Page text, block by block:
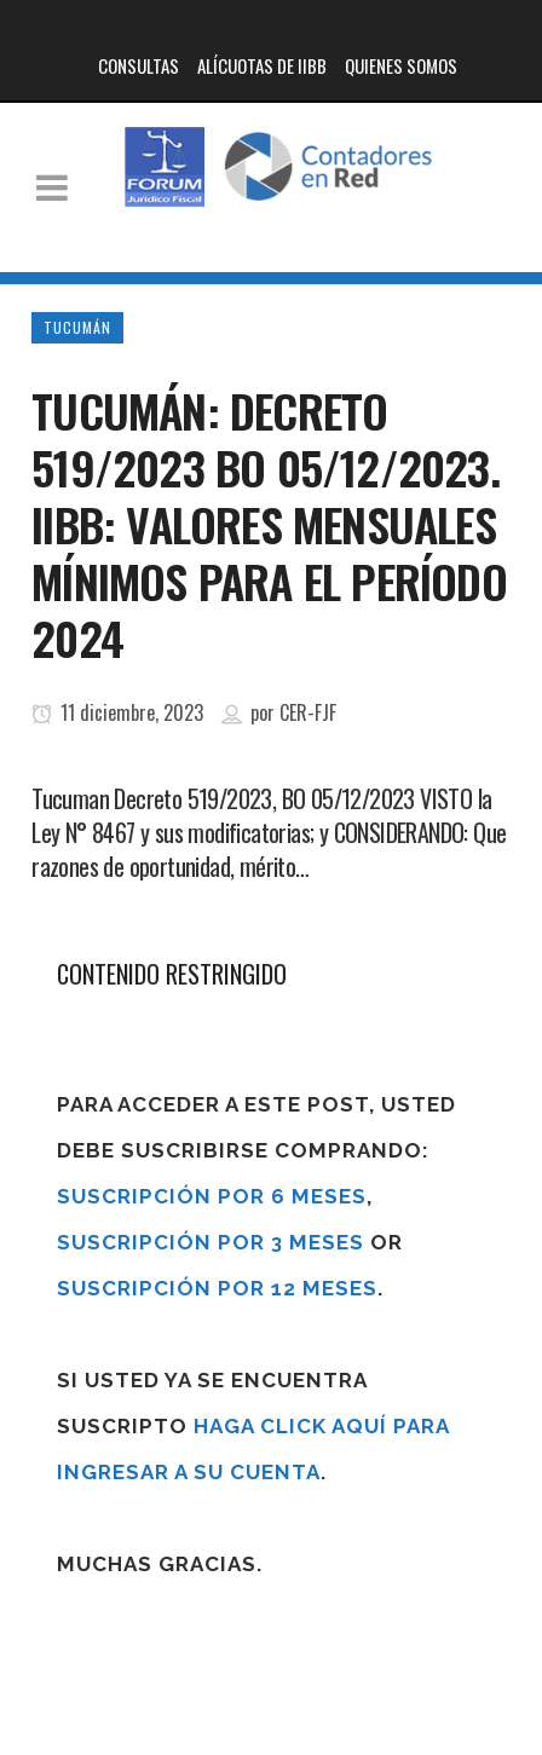
CONSULTAS ALÍCUOTAS DE IIBB QUIENES SOMOS
TUCUMÁN
TUCUMÁN: DECRETO
519/2023 BO 05/12/2023.
IIBB: VALORES MENSUALES
MÍNIMOS PARA EL PERÍODO
2024
11 diciembre, 2023 por CER-FJF
Tucuman Decreto 519/2023, BO 05/12/2023 VISTO la
Ley N° 8467 y sus modificatorias; y CONSIDERANDO: Que
razones de oportunidad, mérito…
CONTENIDO RESTRINGIDO
PARA ACCEDER A ESTE POST, USTED
DEBE SUSCRIBIRSE COMPRANDO:
SUSCRIPCIÓN POR 6 MESES,
SUSCRIPCIÓN POR 3 MESES OR
SUSCRIPCIÓN POR 12 MESES.
SI USTED YA SE ENCUENTRA
SUSCRIPTO HAGA CLICK AQUÍ PARA
INGRESAR A SU CUENTA.
MUCHAS GRACIAS.